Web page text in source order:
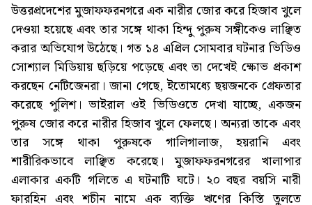
উত্তরপ্রদেশের মুজাফফরনগরে এক নারীর জোর করে হিজাব খুলে
দেওয়া হয়েছে এবং তার সঙ্গে থাকা হিন্দু পুরুষ সঙ্গীকেও লাঞ্ছিত
করার অভিযোগ উঠেছে। গত ১৪ এপ্রিল সোমবার ঘটনার ভিডিও
সোশ্যাল মিডিয়ায় ছড়িয়ে পড়েছে এবং তা দেখেই ক্ষোভ প্রকাশ
করছেন নেটিজেনরা। জানা গেছে, ইতোমধ্যে ছয়জনকে গ্রেফতার
করেছে পুলিশ। ভাইরাল ওই ভিডিওতে দেখা যাচ্ছে, একজন
পুরুষ জোর করে নারীর হিজাব খুলে ফেলছে। অন্যরা তাকে এবং
তার সঙ্গে থাকা পুরুষকে গালিগালাজ, হয়রানি এবং
শারীরিকভাবে লাঞ্ছিত করেছে। মুজাফফরনগরের খালাপার
এলাকার একটি গলিতে এ ঘটনাটি ঘটে। ২০ বছর বয়সি নারী
ফারহিন এবং শচীন নামে এক ব্যক্তি ঋণের কিস্তি তুলতে